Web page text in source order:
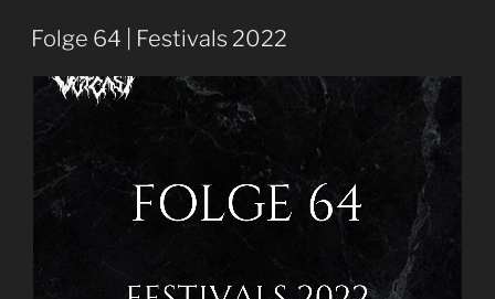
|
Summer
Breeze
Festival
Recap“
Folge 64 | Festivals 2022